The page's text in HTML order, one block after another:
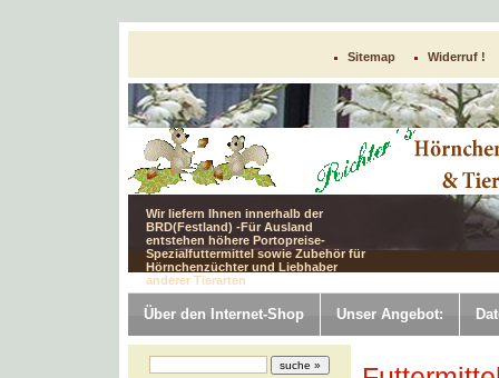
Sitemap Widerruf !
Wir liefern Ihnen innerhalb der
BRD(Festland) -Für Ausland
entstehen höhere Portopreise-
Spezialfuttermittel sowie Zubehör für
Hörnchenzüchter und Liebhaber
anderer Tierarten
Über den Internet-Shop Unser Angebot: